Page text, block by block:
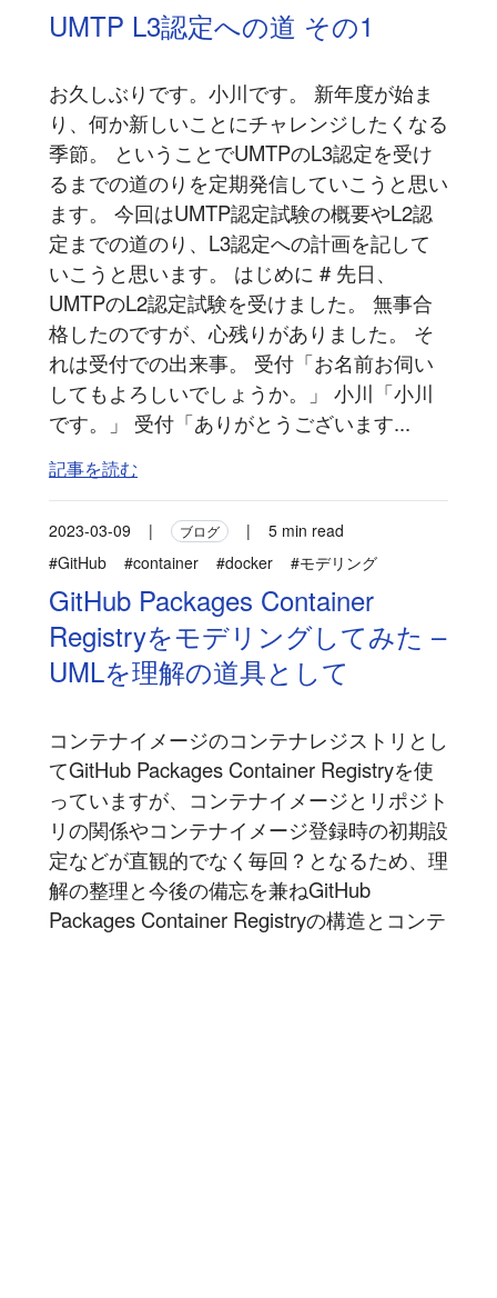
UMTP L3認定への道 その1
お久しぶりです。小川です。 新年度が始ま
り、何か新しいことにチャレンジしたくなる
季節。 ということでUMTPのL3認定を受け
るまでの道のりを定期発信していこうと思い
ます。 今回はUMTP認定試験の概要やL2認
定までの道のり、L3認定への計画を記して
いこうと思います。 はじめに # 先日、
UMTPのL2認定試験を受けました。 無事合
格したのですが、心残りがありました。 そ
れは受付での出来事。 受付「お名前お伺い
してもよろしいでしょうか。」 小川「小川
です。」 受付「ありがとうございます...
記事を読む
2023-03-09 | ブログ |
5 min read
#GitHub
#container #docker #モデリング
GitHub Packages Container
Registryをモデリングしてみた –
UMLを理解の道具として
コンテナイメージのコンテナレジストリとし
てGitHub Packages Container Registryを使
っていますが、コンテナイメージとリポジト
リの関係やコンテナイメージ登録時の初期設
定などが直観的でなく毎回？となるため、理
解の整理と今後の備忘を兼ねGitHub
Packages Container Registryの構造とコンテ